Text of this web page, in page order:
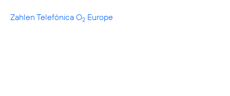
Zahlen Telefónica O2 Europe